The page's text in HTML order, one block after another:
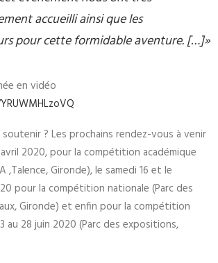
accueilli ainsi que les
pour cette formidable aventure. […]»
en vidéo
? Les prochains rendez-vous à venir
2020, pour la compétition académique
,Talence, Gironde), le samedi 16 et le
pour la compétition nationale (Parc des
Gironde) et enfin pour la compétition
au 28 juin 2020 (Parc des expositions,